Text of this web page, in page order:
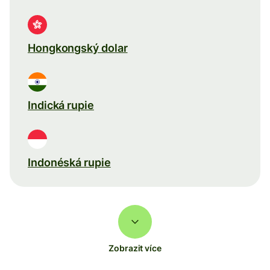
Hongkongský dolar
Indická rupie
Indonéská rupie
Zobrazit více